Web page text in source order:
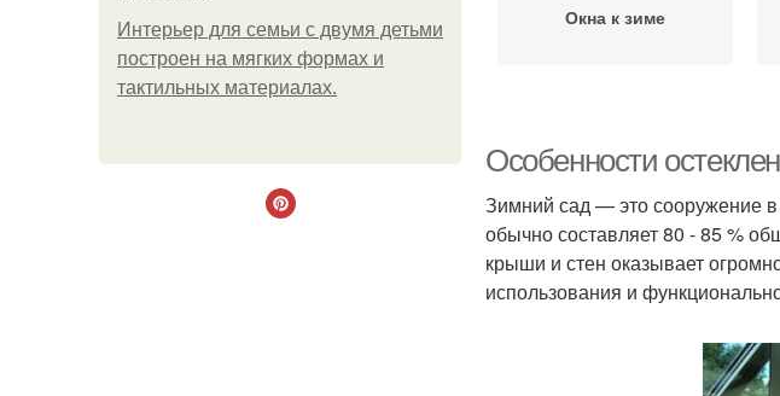
Интерьер для семьи с двумя детьми
построен на мягких формах и
тактильных материалах.
Окна к зиме
пластиковых окон
Пленка на окна
Особенности
Зимний сад — это сооружение в
обычно составляет 80 - 85 %
крыши и стен оказывает
использования и